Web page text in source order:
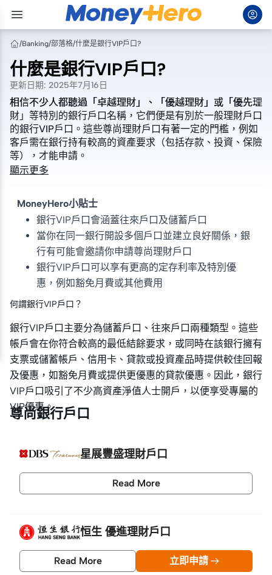
/Banking/部落格/什麼是銀行VIP戶口?
什麼是銀行VIP戶口?
更新日期: 2025年7月16日
相信不少人都聽過「卓越理財」、「優越理財」或「優先理
財」等特別的銀行戶口名稱，它們便是有別於一般理財戶口
的銀行VIP戶口。這些尊尚理財戶口有著一定的門檻，例如
客戶需在銀行持有較高的資產要求（包括存款、投資、保險
等），才能申請。
相信不少人都聽過「卓越理財」、「優越理財」或「優先理
財」等特別的銀行戶口名稱，它們便是有別於一般理財戶口
的銀行VIP戶口。這些尊尚理財戶口有著一定的門檻，例如
客戶需在銀行持有較高的資產要求（包括存款、投資、保險
等），才能申請。
顯示更多
MoneyHero小貼士
銀行VIP戶口會涵蓋往來戶口及儲蓄戶口
當你在同一銀行開設多個戶口並建立良好關係，銀
行有可能會邀請你申請尊尚理財戶口
銀行VIP戶口可以享有更高的定存利率及特別優
惠，例如豁免月費或其他費用
何謂銀行VIP戶口？
銀行VIP戶口主要分為儲蓄戶口、往來戶口兩種類型。這些
帳戶會在你符合較高的最低結餘要求，或同時在該銀行擁有
支票或儲蓄帳戶、信用卡、貸款或投資產品時提供較佳回報
及優惠，如豁免月費或提供更優惠的貸款優惠。因此，銀行
VIP戶口吸引了不少高資產淨值人士開戶，以便享受專屬的
VIP優惠。
尊尚銀行戶口
星展豐盛理財戶口
Read More
恒生 優進理財戶口
Read More 立即申請